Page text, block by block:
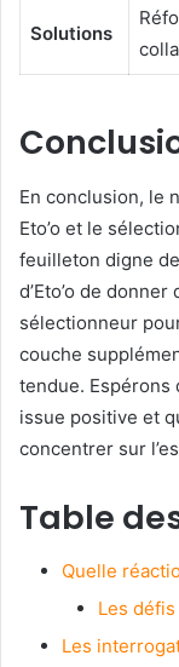
Solutions
En conclusion, le
Eto’o et le
feuilleton digne
d’Eto’o de
sélectionneur
couche
tendue. Espérons
issue positive et
concentrer sur
Table
Quelle
Les
Les